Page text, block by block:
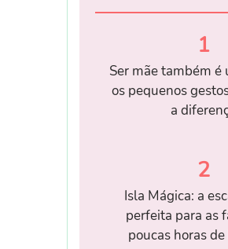
1
Ser mãe também é
os pequenos
a
2
Isla Mágica: a
perfeita para as
poucas horas